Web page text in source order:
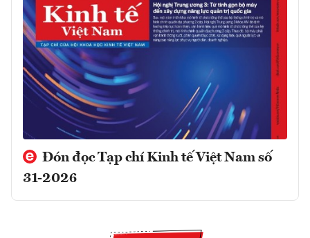
Đón đọc Tạp chí Kinh tế Việt Nam số
31-2026